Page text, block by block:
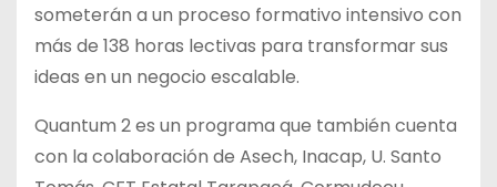
someterán a un proceso formativo intensivo con
más de 138 horas lectivas para transformar sus
ideas en un negocio escalable.
Quantum 2 es un programa que también cuenta
con la colaboración de Asech, Inacap, U. Santo